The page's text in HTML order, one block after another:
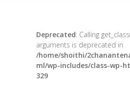
Deprecated: Calling
arguments is deprecated in
/home/shoithi/
ml/wp-includes/class-wp-
329